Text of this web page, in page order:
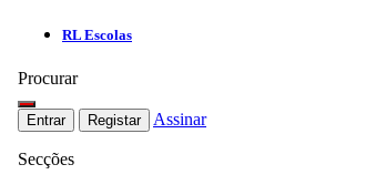
RL Escolas
Procurar
Entrar Registar Assinar
Secções